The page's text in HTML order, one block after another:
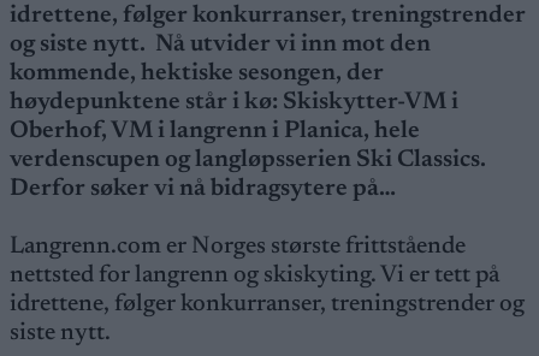
idrettene, følger konkurranser, treningstrender
og siste nytt. Nå utvider vi inn mot den
kommende, hektiske sesongen, der
høydepunktene står i kø: Skiskytter-VM i
Oberhof, VM i langrenn i Planica, hele
verdenscupen og langløpsserien Ski Classics.
Derfor søker vi nå bidragsytere på…
Langrenn.com er Norges største frittstående
nettsted for langrenn og skiskyting. Vi er tett på
idrettene, følger konkurranser, treningstrender og
siste nytt.